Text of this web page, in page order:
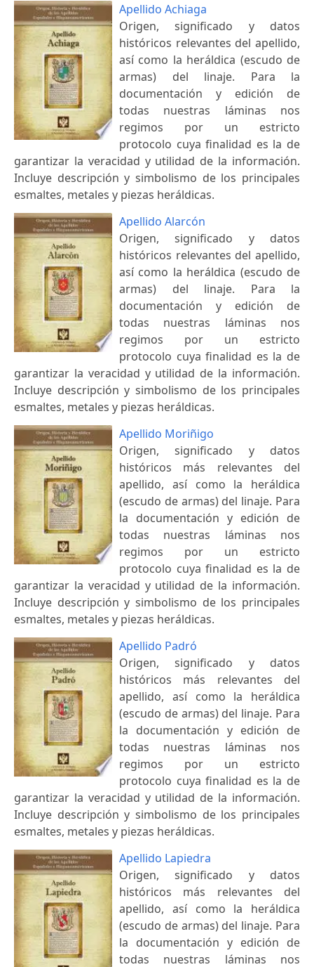
Apellido Achiaga
Origen, significado y datos
históricos relevantes del apellido,
así como la heráldica (escudo de
armas) del linaje. Para la
documentación y edición de
todas nuestras láminas nos
regimos por un estricto
protocolo cuya finalidad es la de
garantizar la veracidad y utilidad de la información.
Incluye descripción y simbolismo de los principales
esmaltes, metales y piezas heráldicas.
Apellido Alarcón
Origen, significado y datos
históricos relevantes del apellido,
así como la heráldica (escudo de
armas) del linaje. Para la
documentación y edición de
todas nuestras láminas nos
regimos por un estricto
protocolo cuya finalidad es la de
garantizar la veracidad y utilidad de la información.
Incluye descripción y simbolismo de los principales
esmaltes, metales y piezas heráldicas.
Apellido Moriñigo
Origen, significado y datos
históricos más relevantes del
apellido, así como la heráldica
(escudo de armas) del linaje. Para
la documentación y edición de
todas nuestras láminas nos
regimos por un estricto
protocolo cuya finalidad es la de
garantizar la veracidad y utilidad de la información.
Incluye descripción y simbolismo de los principales
esmaltes, metales y piezas heráldicas.
Apellido Padró
Origen, significado y datos
históricos más relevantes del
apellido, así como la heráldica
(escudo de armas) del linaje. Para
la documentación y edición de
todas nuestras láminas nos
regimos por un estricto
protocolo cuya finalidad es la de
garantizar la veracidad y utilidad de la información.
Incluye descripción y simbolismo de los principales
esmaltes, metales y piezas heráldicas.
Apellido Lapiedra
Origen, significado y datos
históricos más relevantes del
apellido, así como la heráldica
(escudo de armas) del linaje. Para
la documentación y edición de
todas nuestras láminas nos